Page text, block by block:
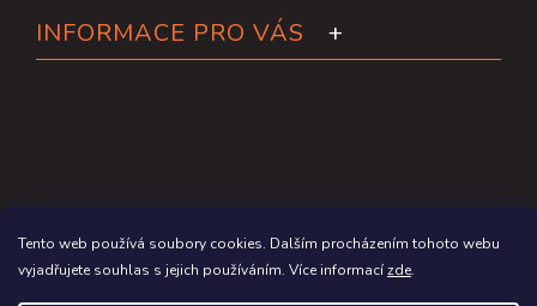
Tento web používá soubory cookies. Dalším procházením tohoto webu
vyjadřujete souhlas s jejich používáním. Více informacízde.
INFORMACE PRO VÁS
Copyright 2026Paddleboardy.cz. Všechna práva vyhrazena.